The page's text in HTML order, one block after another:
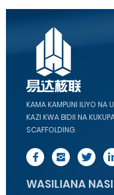
KAMA KAMPUNI ILIYO NA
KAZI KWA BIDII NA
SCAFFOLDING.
WASILIANA NASI